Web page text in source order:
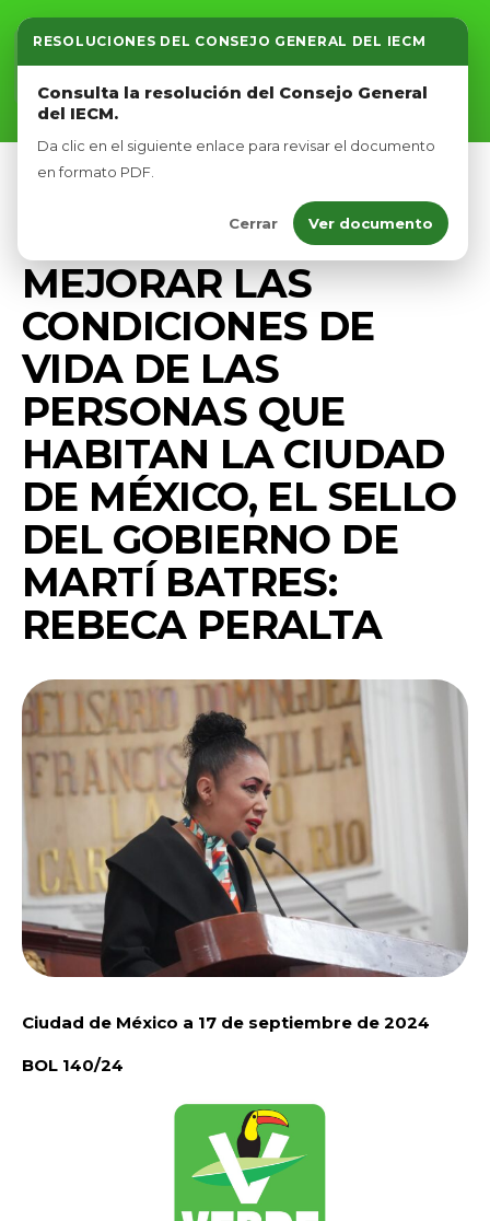
RESOLUCIONES DEL CONSEJO GENERAL DEL IECM
Consulta la resolución del Consejo General
del IECM.
Da clic en el siguiente enlace para revisar el documento
en formato PDF.
Cerrar Ver documento
Inicio
Nosotros
Afíliate
GOBIERNO
MEJORAR LAS
CONDICIONES DE
VIDA DE LAS
PERSONAS QUE
HABITAN LA CIUDAD
DE MÉXICO, EL SELLO
DEL GOBIERNO DE
MARTÍ BATRES:
REBECA PERALTA
Ciudad de México a 17 de septiembre de 2024
BOL 140/24